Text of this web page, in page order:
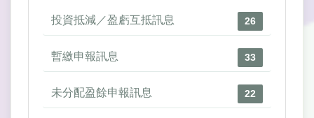
投資抵減／盈虧互抵訊息 26
暫繳申報訊息 33
未分配盈餘申報訊息 22